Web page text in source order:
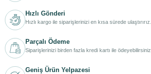
Hızlı Gönderi
Hızlı kargo ile siparişlerinizi en kısa sürede ulaştırırız.
Parçalı Ödeme
Siparişlerinizi birden fazla kredi kartı ile ödeyebilirsiniz.
Geniş Ürün Yelpazesi